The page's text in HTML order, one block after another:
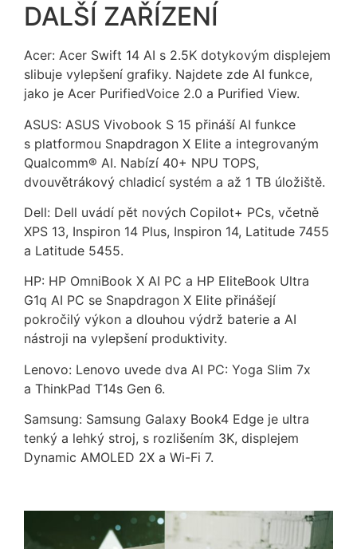
DALŠÍ ZAŘÍZENÍ
Acer: Acer Swift 14 AI s 2.5K dotykovým displejem
slibuje vylepšení grafiky. Najdete zde AI funkce,
jako je Acer PurifiedVoice 2.0 a Purified View.
ASUS: ASUS Vivobook S 15 přináší AI funkce
s platformou Snapdragon X Elite a integrovaným
Qualcomm® AI. Nabízí 40+ NPU TOPS,
dvouvětrákový chladicí systém a až 1 TB úložiště.
Dell: Dell uvádí pět nových Copilot+ PCs, včetně
XPS 13, Inspiron 14 Plus, Inspiron 14, Latitude 7455
a Latitude 5455.
HP: HP OmniBook X AI PC a HP EliteBook Ultra
G1q AI PC se Snapdragon X Elite přinášejí
pokročilý výkon a dlouhou výdrž baterie a AI
nástroji na vylepšení produktivity.
Lenovo: Lenovo uvede dva AI PC: Yoga Slim 7x
a ThinkPad T14s Gen 6.
Samsung: Samsung Galaxy Book4 Edge je ultra
tenký a lehký stroj, s rozlišením 3K, displejem
Dynamic AMOLED 2X a Wi-Fi 7.